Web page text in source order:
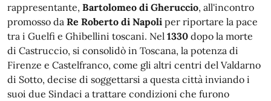
rappresentante, Bartolomeo di Gheruccio, all'incontro
promosso da Re Roberto di Napoli per riportare la pace
tra i Guelfi e Ghibellini toscani. Nel 1330 dopo la morte
di Castruccio, si consolidò in Toscana, la potenza di
Firenze e Castelfranco, come gli altri centri del Valdarno
di Sotto, decise di soggettarsi a questa città inviando i
suoi due Sindaci a trattare condizioni che furono